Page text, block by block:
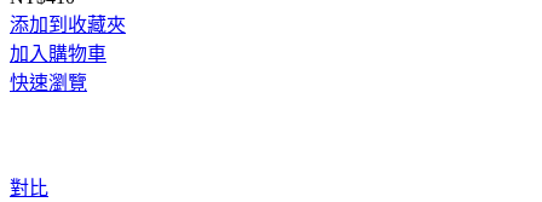
添加到收藏夾
加入購物車
快速瀏覽
對比